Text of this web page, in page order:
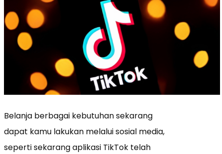
Belanja berbagai kebutuhan sekarang
dapat kamu lakukan melalui sosial media,
seperti sekarang aplikasi TikTok telah